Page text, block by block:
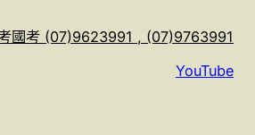
國考 (07)9623991 , (07)9763991
YouTube